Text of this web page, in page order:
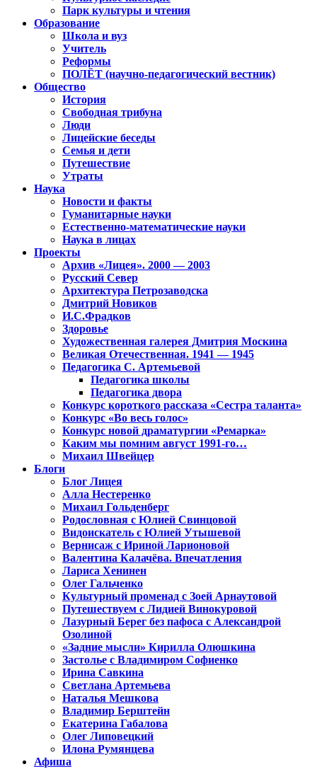
Парк культуры и чтения
Образование
Школа и вуз
Учитель
Реформы
ПОЛЁТ (научно-педагогический вестник)
Общество
История
Свободная трибуна
Люди
Лицейские беседы
Семья и дети
Путешествие
Утраты
Наука
Новости и факты
Гуманитарные науки
Естественно-математические науки
Наука в лицах
Проекты
Архив «Лицея». 2000 — 2003
Русский Север
Архитектура Петрозаводска
Дмитрий Новиков
И.С.Фрадков
Здоровье
Художественная галерея Дмитрия Москина
Великая Отечественная. 1941 — 1945
Педагогика С. Артемьевой
Педагогика школы
Педагогика двора
Конкурс короткого рассказа «Сестра таланта»
Конкурс «Во весь голос»
Конкурс новой драматургии «Ремарка»
Каким мы помним август 1991-го…
Михаил Швейцер
Блоги
Блог Лицея
Алла Нестеренко
Михаил Гольденберг
Родословная с Юлией Свинцовой
Видоискатель с Юлией Утышевой
Вернисаж с Ириной Ларионовой
Валентина Калачёва. Впечатления
Лариса Хенинен
Олег Гальченко
Культурный променад с Зоей Арнаутовой
Путешествуем с Лидией Винокуровой
Лазурный Берег без пафоса с Александрой
Озолиной
«Задние мысли» Кирилла Олюшкина
Застолье с Владимиром Софиенко
Ирина Савкина
Светлана Артемьева
Наталья Мешкова
Владимир Берштейн
Екатерина Габалова
Олег Липовецкий
Илона Румянцева
Афиша